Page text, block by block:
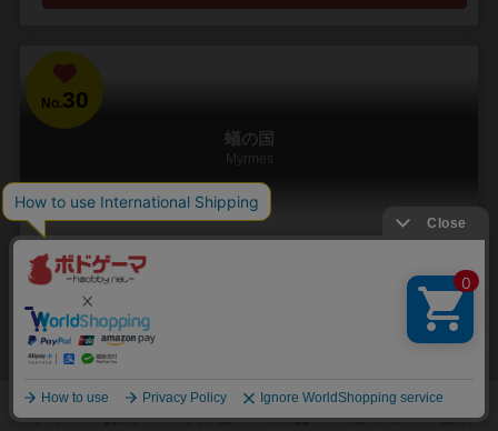
No.30
蟻の国
Myrmes
2～4人 5件
小さなアリの世界というユニークなテーマの、アリの巣経営ゲーム
我々の足元にある小さな世界では、アリたちが自らの王国である巣を
中心として、近隣のほかの巣と勢力争いをしています。 この争いに終
止符を打つべく、女王アリは評議会で雌雄を決する...
経験あり お気に入り 持ってる